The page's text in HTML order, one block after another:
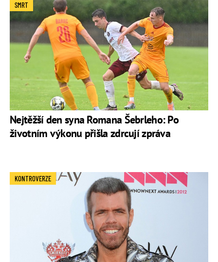
Nejtěžší den syna Romana Šebrleho: Po
životním výkonu přišla zdrcují zpráva
SMRT
KONTROVERZE